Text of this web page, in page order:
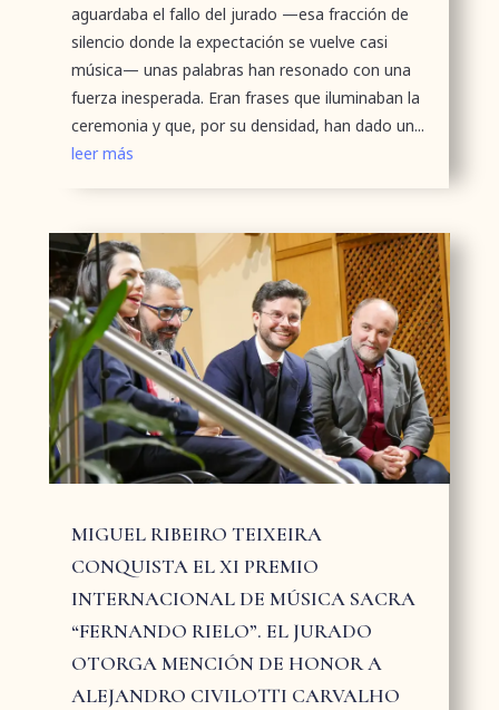
aguardaba el fallo del jurado —esa fracción de
silencio donde la expectación se vuelve casi
música— unas palabras han resonado con una
fuerza inesperada. Eran frases que iluminaban la
ceremonia y que, por su densidad, han dado un...
leer más
MIGUEL RIBEIRO TEIXEIRA
CONQUISTA EL XI PREMIO
INTERNACIONAL DE MÚSICA SACRA
“FERNANDO RIELO”. EL JURADO
OTORGA MENCIÓN DE HONOR A
ALEJANDRO CIVILOTTI CARVALHO